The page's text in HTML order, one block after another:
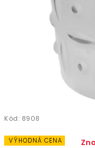
Kód: 8908
VÝHODNÁ CENA